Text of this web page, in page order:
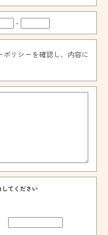
-
ポリシーを確認し、内容に
てください